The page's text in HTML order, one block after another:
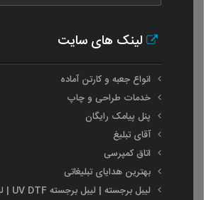
لینک های سایت
انواع جعبه و کارتن آماده
خدمات طراحی و چاپ
پنل پیامک رایگان
آقای تبلیغ
اتاق کمپرسی
بهترین هدایای تبلیغاتی
لیبل برجسته | لیبل برجسته UV DTF | لیبل UV DTF